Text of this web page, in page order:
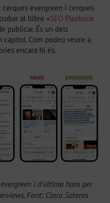
evergreen i cerques
al llibre «SEO Playbook
publicar. És un dels
Com podeu veure a
encara hi és.
i d’última hora per
Font: Clara Soteras